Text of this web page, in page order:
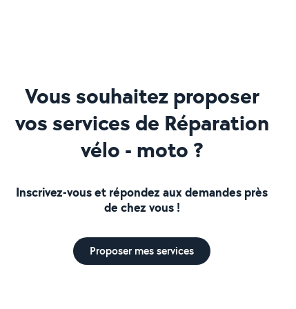
Vous souhaitez proposer
vos services de Réparation
vélo - moto ?
Inscrivez-vous et répondez aux demandes près
de chez vous !
Proposer mes services